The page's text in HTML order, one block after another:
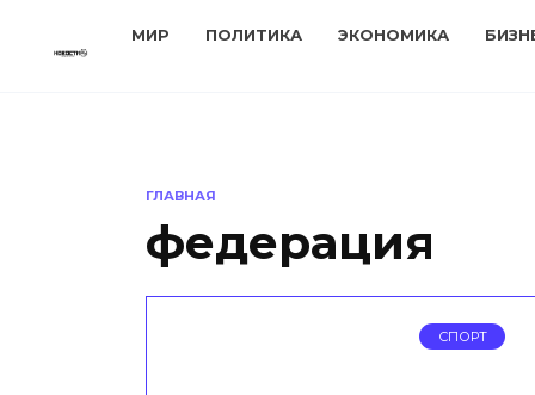
МИР ПОЛИТИКА ЭКОНОМИКА
ГЛАВНАЯ
федерация
СПОРТ